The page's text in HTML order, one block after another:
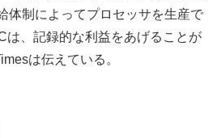
体制によってプロセッサを生産で
は、記録的な利益をあげることが
は伝えている。